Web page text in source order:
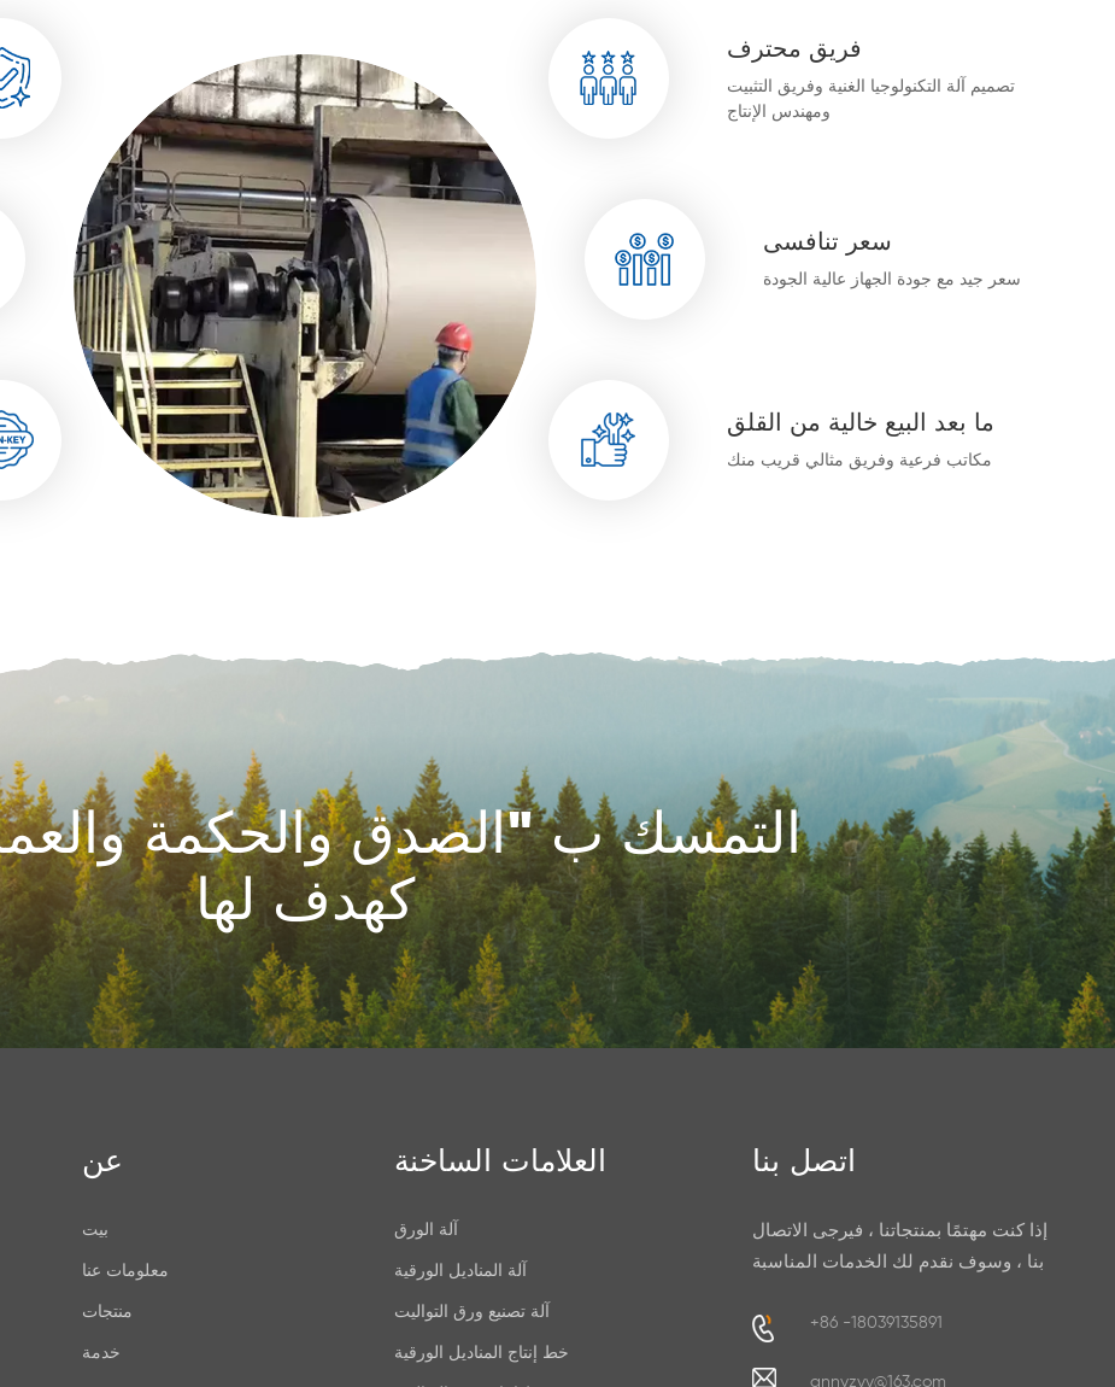
فريق محترف
تصميم آلة التكنولوجيا الغنية وفريق التثبيت
ومهندس الإنتاج
سعر تنافسى
سعر جيد مع جودة الجهاز عالية الجودة
ما بعد البيع خالية من القلق
مكاتب فرعية وفريق مثالي قريب منك
التمسك ب "الصدق والحكمة
كهدف لها
عن
بيت
معلومات عنا
منتجات
خدمة
العلامات الساخنة
آلة الورق
آلة المناديل الورقية
آلة تصنيع ورق التواليت
خط إنتاج المناديل الورقية
اتصل بنا
إذا كنت مهتمًا بمنتجاتنا ، فيرجى الاتصال
بنا ، وسوف نقدم لك الخدمات المناسبة
+86 -18039135891
annyzvv@163.com